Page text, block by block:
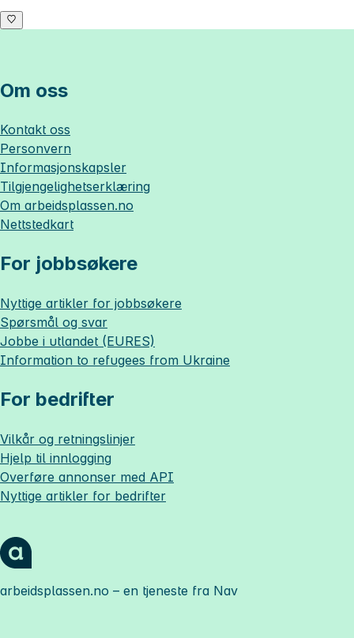
Om oss
Kontakt oss
Personvern
Informasjonskapsler
Tilgjengelighetserklæring
Om arbeidsplassen.no
Nettstedkart
For jobbsøkere
Nyttige artikler for jobbsøkere
Spørsmål og svar
Jobbe i utlandet (EURES)
Information to refugees from Ukraine
For bedrifter
Vilkår og retningslinjer
Hjelp til innlogging
Overføre annonser med API
Nyttige artikler for bedrifter
arbeidsplassen.no – en tjeneste fra Nav